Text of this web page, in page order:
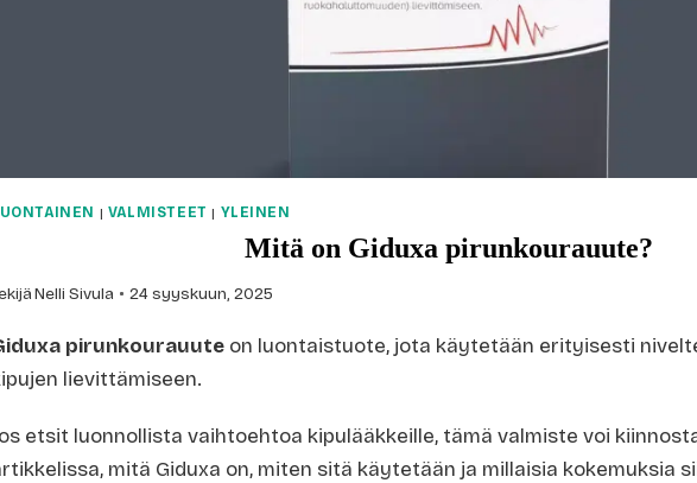
| VALMISTEET | YLEINEN
Mitä on Giduxa pirunkourauute?
Nelli Sivula 24 syyskuun, 2025
pirunkourauute on luontaistuote, jota käytetään erityisesti
lievittämiseen.
etsit luonnollista vaihtoehtoa kipulääkkeille, tämä valmiste voi
mitä Giduxa on, miten sitä käytetään ja millaisia kokemuksia